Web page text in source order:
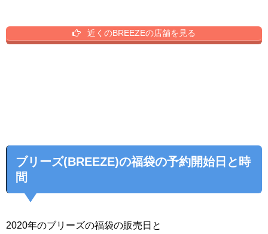
近くのBREEZEの店舗を見る
ブリーズ(BREEZE)の福袋の予約開始日と時
間
2020年のブリーズの福袋の販売日と